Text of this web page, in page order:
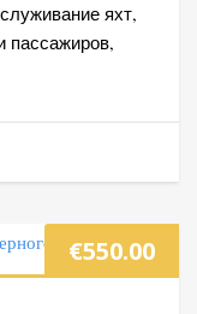
яхт,
пассажиров,
€550.00